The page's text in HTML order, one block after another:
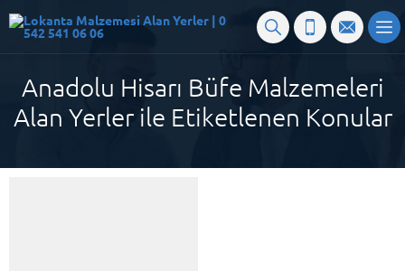
Anadolu Hisarı Büfe Malzemeleri
Alan Yerler ile Etiketlenen Konular